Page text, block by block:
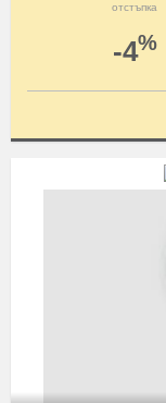
отстъпка
-4%